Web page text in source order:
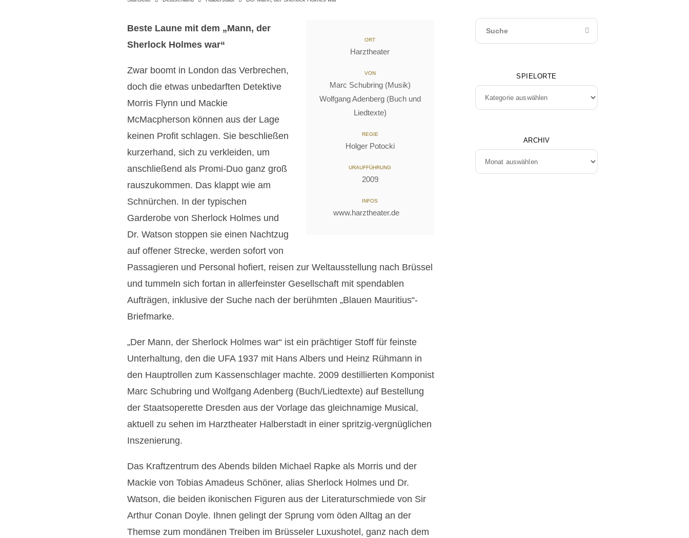
ORT
Harztheater
VON
Marc Schubring (Musik)
Wolfgang Adenberg (Buch und
Liedtexte)
REGIE
Holger Potocki
URAUFFÜHRUNG
2009
INFOS
www.harztheater.de
Beste Laune mit dem „Mann, der
Sherlock Holmes war“
Zwar boomt in London das Verbrechen,
doch die etwas unbedarften Detektive
Morris Flynn und Mackie
McMacpherson können aus der Lage
keinen Profit schlagen. Sie beschließen
kurzerhand, sich zu verkleiden, um
anschließend als Promi-Duo ganz groß
rauszukommen. Das klappt wie am
Schnürchen. In der typischen
Garderobe von Sherlock Holmes und
Dr. Watson stoppen sie einen Nachtzug
auf offener Strecke, werden sofort von
Passagieren und Personal hofiert, reisen zur Weltausstellung nach Brüssel
und tummeln sich fortan in allerfeinster Gesellschaft mit spendablen
Aufträgen, inklusive der Suche nach der berühmten „Blauen Mauritius“-
Briefmarke.
„Der Mann, der Sherlock Holmes war“ ist ein prächtiger Stoff für feinste
Unterhaltung, den die UFA 1937 mit Hans Albers und Heinz Rühmann in
den Hauptrollen zum Kassenschlager machte. 2009 destillierten Komponist
Marc Schubring und Wolfgang Adenberg (Buch/Liedtexte) auf Bestellung
der Staatsoperette Dresden aus der Vorlage das gleichnamige Musical,
aktuell zu sehen im Harztheater Halberstadt in einer spritzig-vergnüglichen
Inszenierung.
Das Kraftzentrum des Abends bilden Michael Rapke als Morris und der
Mackie von Tobias Amadeus Schöner, alias Sherlock Holmes und Dr.
Watson, die beiden ikonischen Figuren aus der Literaturschmiede von Sir
Arthur Conan Doyle. Ihnen gelingt der Sprung vom öden Alltag an der
Themse zum mondänen Treiben im Brüsseler Luxushotel, ganz nach dem
SPIELORTE
Spielorte
ARCHIV
Archiv